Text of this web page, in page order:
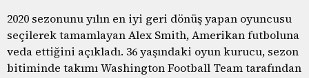
2020 sezonunu yılın en iyi geri dönüş yapan oyuncusu
seçilerek tamamlayan Alex Smith, Amerikan futboluna
veda ettiğini açıkladı. 36 yaşındaki oyun kurucu, sezon
bitiminde takımı Washington Football Team tarafından